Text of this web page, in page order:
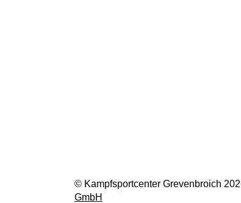
© Kampfsportcenter Grevenbroich
GmbH